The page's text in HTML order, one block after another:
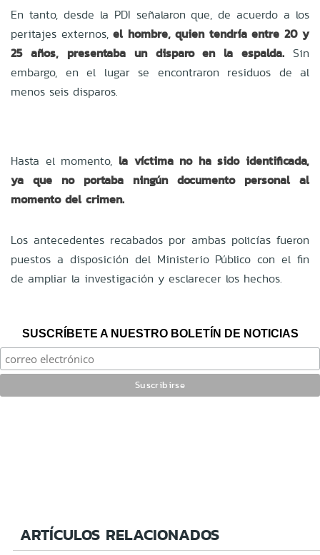
En tanto, desde la PDI señalaron que, de acuerdo a los
peritajes externos, el hombre, quien tendría entre 20 y
25 años, presentaba un disparo en la espalda. Sin
embargo, en el lugar se encontraron residuos de al
menos seis disparos.
Hasta el momento, la víctima no ha sido identificada,
ya que no portaba ningún documento personal al
momento del crimen.
Los antecedentes recabados por ambas policías fueron
puestos a disposición del Ministerio Público con el fin
de ampliar la investigación y esclarecer los hechos.
SUSCRÍBETE A NUESTRO BOLETÍN DE NOTICIAS
ARTÍCULOS RELACIONADOS